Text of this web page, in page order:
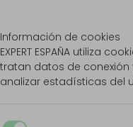
Información de cookies
EXPERT ESPAÑA utiliza
tratan datos de
analizar estadísticas del